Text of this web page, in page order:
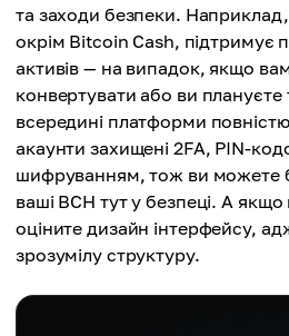
та заходи безпеки.
окрім Bitcoin Cash, підтримує
активів — на випадок, якщо
конвертувати або ви
всередині платформи
акаунти захищені 2FA, PIN-
шифруванням, тож ви можете
ваші BCH тут у безпеці. А
оціните дизайн інтерфейсу,
зрозумілу структуру.